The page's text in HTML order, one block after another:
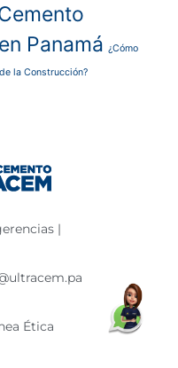
Panamá ¿Cómo
la Construcción?
|
Ética